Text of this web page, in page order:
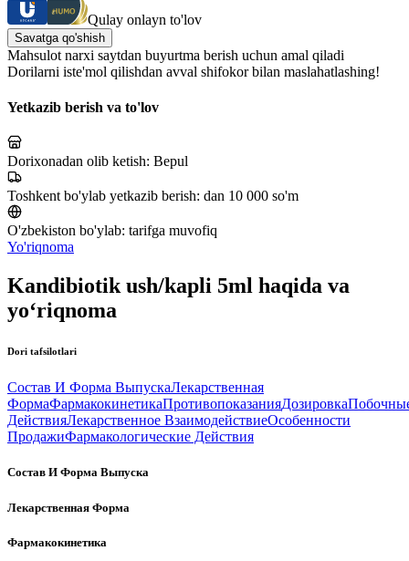
Qulay onlayn to'lov
Savatga qo'shish
Mahsulot narxi saytdan buyurtma berish uchun amal qiladi
Dorilarni iste'mol qilishdan avval shifokor bilan maslahatlashing!
Yetkazib berish va to'lov
Dorixonadan olib ketish: Bepul
Toshkent bo'ylab yetkazib berish: dan 10 000 so'm
O'zbekiston bo'ylab: tarifga muvofiq
Yo'riqnoma
Kandibiotik ush/kapli 5ml haqida va
yo‘riqnoma
Dori tafsilotlari
Состав И Форма ВыпускаЛекарственная
ФормаФармакокинетикаПротивопоказанияДозировка
ДействияЛекарственное ВзаимодействиеОсобенности
ПродажиФармакологические Действия
Состав И Форма Выпуска
Лекарственная Форма
Фармакокинетика